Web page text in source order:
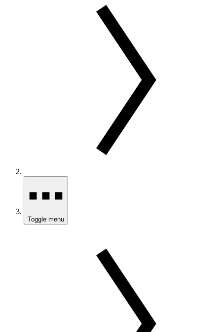
Toggle menu